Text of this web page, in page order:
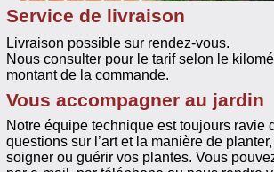
Service de livraison
Livraison possible sur rendez-vous.
Nous consulter pour le tarif selon le
montant de la commande.
Vous accompagner au jardin
Notre équipe technique est toujours ravie
questions sur l’art et la manière de
soigner ou guérir vos plantes. Vous